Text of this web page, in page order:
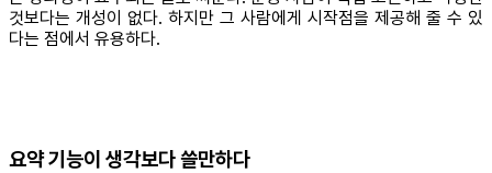
것보다는 개성이 없다. 하지만 그 사람에게 시작점을 제공해 줄 수 있
다는 점에서 유용하다.
요약 기능이 생각보다 쓸만하다